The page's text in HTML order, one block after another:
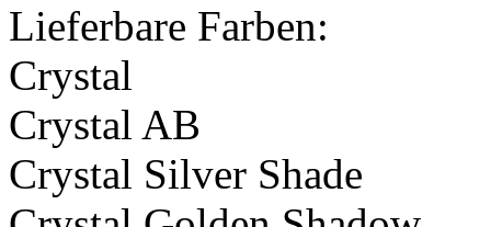
Lieferbare Farben:
Crystal
Crystal AB
Crystal Silver Shade